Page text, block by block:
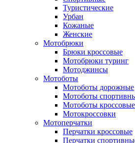
Туристические
Урбан
Кожаные
Женские
Мотобрюки
Брюки кроссовые
Мотобрюки туринг
Мотоджинсы
Мотоботы
Мотоботы дорожные
Мотоботы
Мотоботы кроссовые
Мотокроссовки
Мотоперчатки
Перчатки кроссовые
Перчатки